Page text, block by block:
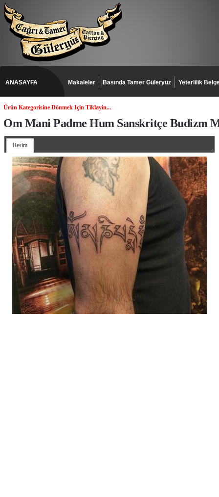
ANASAYFA Makaleler Basında Tamer Güleryüz Yeterlilik
Ürün Kategorisine Dönmek Için Tiklayin...
Om Mani Padme Hum Sanskritçe Budizm
Resim